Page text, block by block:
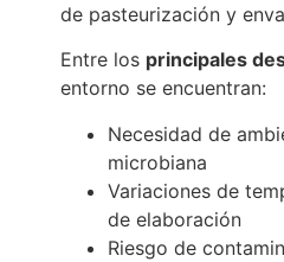
de pasteurización y
Entre los principales
entorno se encuentran:
Necesidad de
microbiana
Variaciones de
de elaboración
Riesgo de